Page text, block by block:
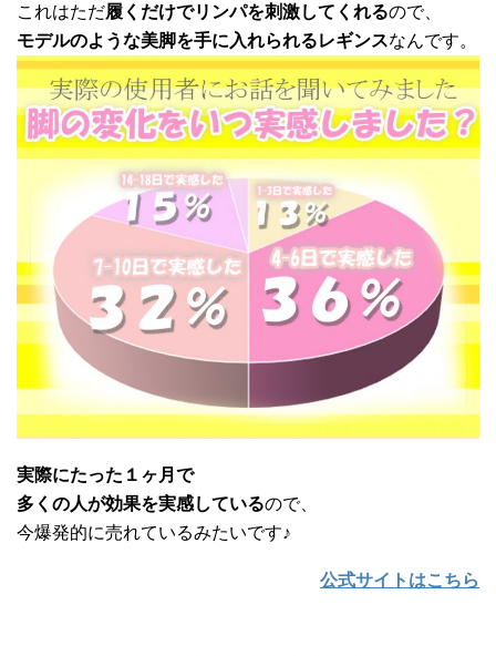
これはただ履くだけでリンパを刺激してくれるので、
モデルのような美脚を手に入れられるレギンスなんです。
実際にたった１ヶ月で
多くの人が効果を実感しているので、
今爆発的に売れているみたいです♪
公式サイトはこちら